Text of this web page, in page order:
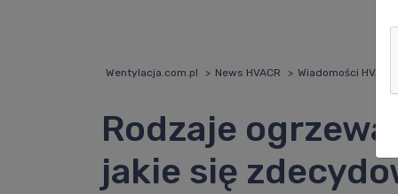
Wentylacja.com.pl News HVACR Wiadomości HVACR
Rodzaje
jakie się